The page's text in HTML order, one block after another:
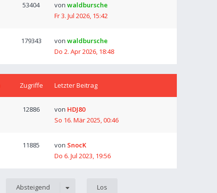
53404 von waldbursche
Fr 3. Jul 2026, 15:42
179343 von waldbursche
Do 2. Apr 2026, 18:48
Zugriffe Letzter Beitrag
12886 von HDJ80
So 16. Mär 2025, 00:46
11885 von SnocK
Do 6. Jul 2023, 19:56
Absteigend